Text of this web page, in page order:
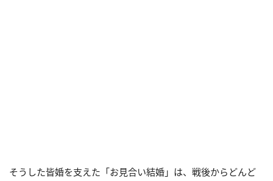
そうした皆婚を支えた「お見合い結婚」は、戦後からどんど